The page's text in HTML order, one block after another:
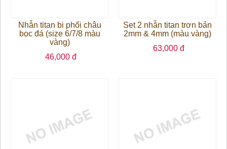
Nhẫn titan bi phối châu
bọc đá (size 6/7/8 màu
vàng)
46,000 đ
Set 2 nhẫn titan trơn bản
2mm & 4mm (màu vàng)
63,000 đ